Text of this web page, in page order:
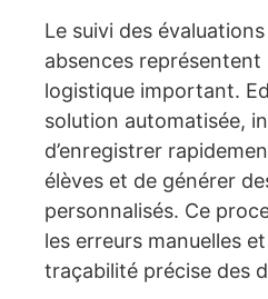
Le suivi des
absences
logistique important.
solution automatisée,
d’enregistrer
élèves et de générer
personnalisés. Ce
les erreurs manuelles
traçabilité précise des